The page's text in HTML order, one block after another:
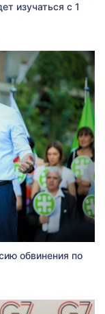
изучаться с 1
обвинения по